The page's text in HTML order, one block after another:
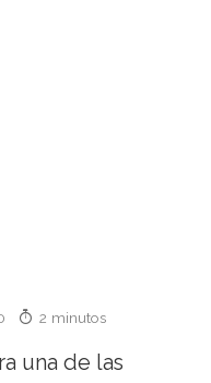
2 minutos
una de las